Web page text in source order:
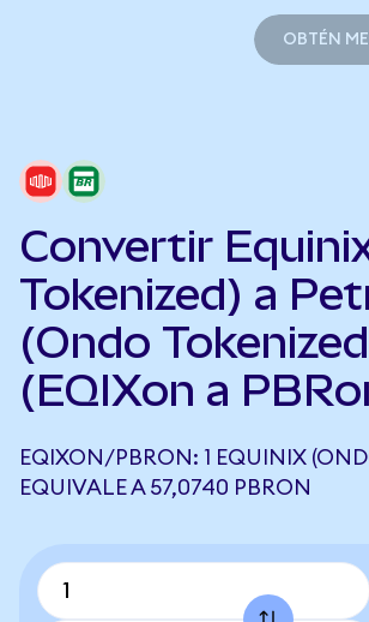
OBTÉN
Convertir
Tokenized) a
(Ondo
(EQIXon a
EQIXON/PBRON: 1 EQUINIX
EQUIVALE A 57,0740 PBRON